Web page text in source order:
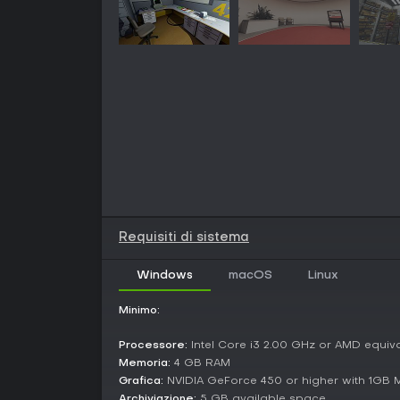
Requisiti di sistema
Windows macOS Linux
Minimo:
Processore: Intel Core i3 2.00 GHz or AMD
Memoria: 4 GB RAM
Grafica: NVIDIA GeForce 450 or higher with 1GB